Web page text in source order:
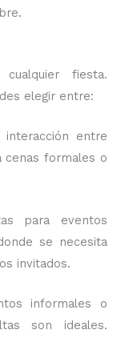
fiesta.
elegir entre:
interacción entre
cenas formales o
para eventos
se necesita
invitados.
informales o
son ideales.